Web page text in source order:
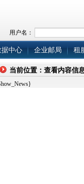
用户名：
据中心 企业邮局 租
当前位置：查看内容信